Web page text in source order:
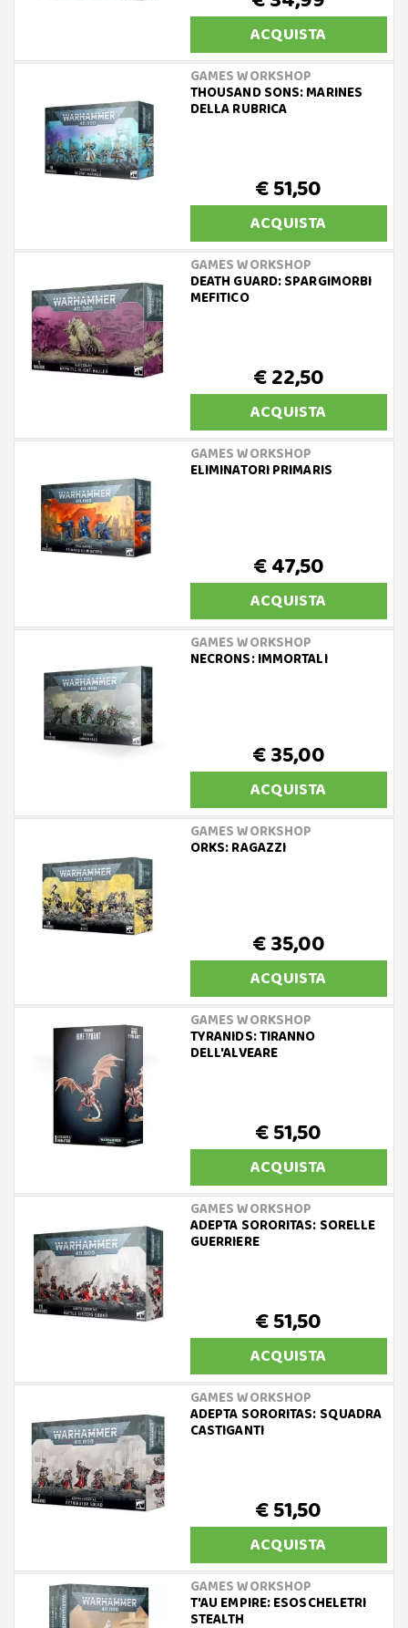
ACQUISTA
GAMES WORKSHOP
THOUSAND SONS: MARINES
DELLA RUBRICA
€ 51,50
ACQUISTA
GAMES WORKSHOP
DEATH GUARD: SPARGIMORBI
MEFITICO
€ 22,50
ACQUISTA
GAMES WORKSHOP
ELIMINATORI PRIMARIS
€ 47,50
ACQUISTA
GAMES WORKSHOP
NECRONS: IMMORTALI
€ 35,00
ACQUISTA
GAMES WORKSHOP
ORKS: RAGAZZI
€ 35,00
ACQUISTA
GAMES WORKSHOP
TYRANIDS: TIRANNO
DELL'ALVEARE
€ 51,50
ACQUISTA
GAMES WORKSHOP
ADEPTA SORORITAS: SORELLE
GUERRIERE
€ 51,50
ACQUISTA
GAMES WORKSHOP
ADEPTA SORORITAS: SQUADRA
CASTIGANTI
€ 51,50
ACQUISTA
GAMES WORKSHOP
T'AU EMPIRE: ESOSCHELETRI
STEALTH